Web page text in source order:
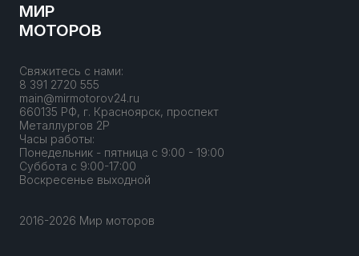
МИР
МОТОРОВ
Свяжитесь с нами:
8 391 2720 555
main@mirmotorov24.ru
660135 РФ, г. Красноярск, проспект
Металлургов 2Р
Часы работы:
Понедельник - пятница с 9:00 - 19:00
Суббота с 9:00-17:00
Воскресенье выходной
2016-2026 Мир моторов